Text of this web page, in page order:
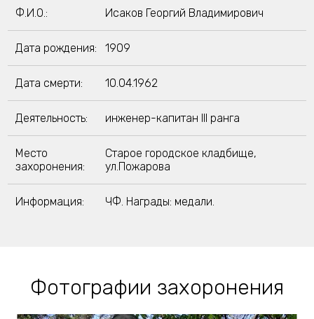
Ф.И.О.: Исаков Георгий Владимирович
Дата рождения: 1909
Дата смерти: 10.04.1962
Деятельность: инженер-капитан III ранга
Место
захоронения:
Старое городское кладбище,
ул.Пожарова
Информация: ЧФ. Награды: медали.
Фотографии захоронения